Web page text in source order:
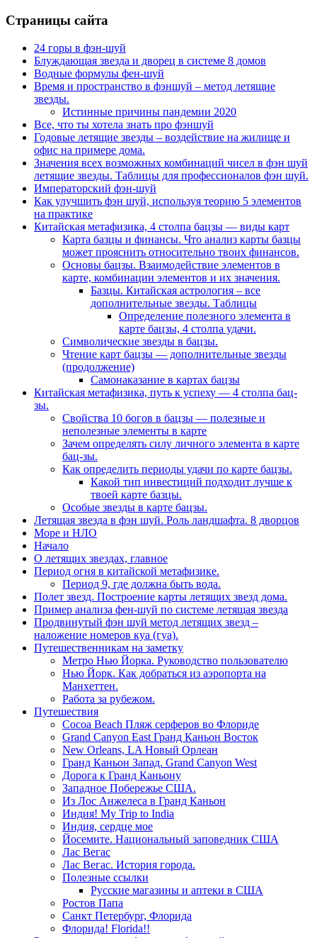
Страницы сайта
24 горы в фэн-шуй
Блуждающая звезда и дворец в системе 8 домов
Водные формулы фен-шуй
Время и пространство в фэншуй – метод летящие
звезды.
Истинные причины пандемии 2020
Все, что ты хотела знать про фэншуй
Годовые летящие звезды – воздействие на жилище и
офис на примере дома.
Значения всех возможных комбинаций чисел в фэн шуй
летящие звезды. Таблицы для профессионалов фэн шуй.
Императорский фэн-шуй
Как улучшить фэн шуй, используя теорию 5 элементов
на практике
Китайская метафизика, 4 столпа бацзы — виды карт
Карта базцы и финансы. Что анализ карты базцы
может прояснить относительно твоих финансов.
Основы бацзы. Взаимодействие элементов в
карте, комбинации элементов и их значения.
Базцы. Китайская астрология – все
дополнительные звезды. Таблицы
Определение полезного элемента в
карте бацзы, 4 столпа удачи.
Символические звезды в бацзы.
Чтение карт бацзы — дополнительные звезды
(продолжение)
Самонаказание в картах бацзы
Китайская метафизика, путь к успеху — 4 столпа бац-
зы.
Свойства 10 богов в бацзы — полезные и
неполезные элементы в карте
Зачем определять силу личного элемента в карте
бац-зы.
Как определить периоды удачи по карте бацзы.
Какой тип инвестиций подходит лучше к
твоей карте базцы.
Особые звезды в карте бацзы.
Летящая звезда в фэн шуй. Роль ландшафта. 8 дворцов
Море и НЛО
Начало
О летящих звездах, главное
Период огня в китайской метафизике.
Период 9, где должна быть вода.
Полет звезд. Построение карты летящих звезд дома.
Пример анализа фен-шуй по системе летящая звезда
Продвинутый фэн шуй метод летящих звезд –
наложение номеров куа (гуа).
Путешественникам на заметку
Метро Нью Йорка. Руководство пользователю
Нью Йорк. Как добраться из аэропорта на
Манхеттен.
Работа за рубежом.
Путешествия
Cocoa Beach Пляж серферов во Флориде
Grand Canyon East Гранд Каньон Восток
New Orleans, LA Новый Орлеан
Гранд Каньон Запад. Grand Canyon West
Дорога к Гранд Каньону
Западное Побережье США.
Из Лос Анжелеса в Гранд Каньон
Индия! My Trip to India
Индия, сердце мое
Йосемите. Национальный заповедник США
Лас Вегас
Лас Вегас. История города.
Полезные ссылки
Русские магазины и аптеки в США
Ростов Папа
Санкт Петербург, Флорида
Флорида! Florida!!